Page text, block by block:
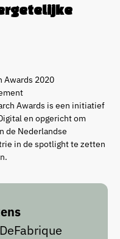
Awards 2020
Awards is een initiatief
en opgericht om
de Nederlandse
in de spotlight te zetten